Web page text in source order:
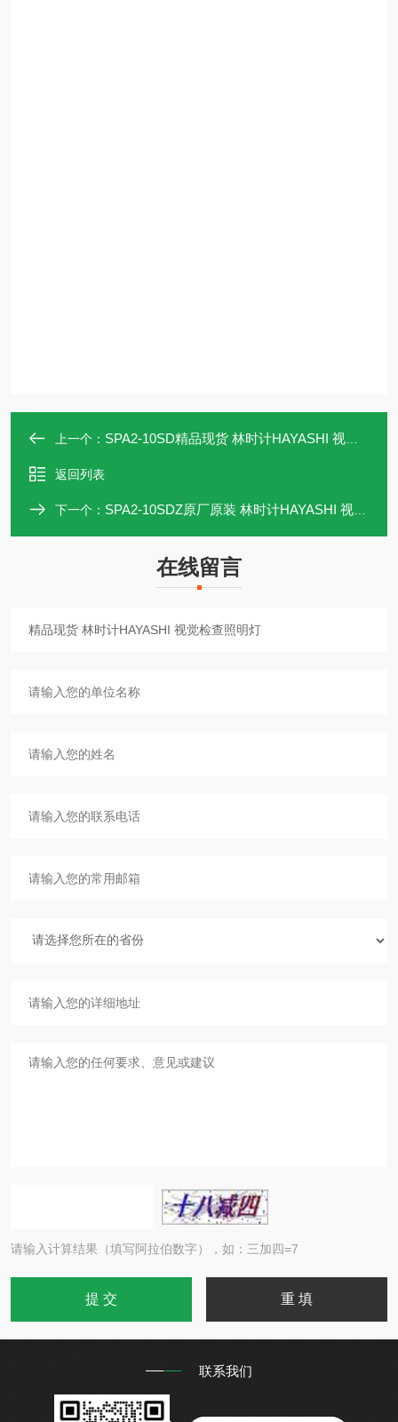
上一个： SPA2-10SD精品现货 林时计HAYASHI 视觉检查照明灯
返回列表
下一个： SPA2-10SDZ原厂原装 林时计HAYASHI 视觉检查照明灯
在线留言
请输入计算结果（填写阿拉伯数字），如：三加四=7
联系我们